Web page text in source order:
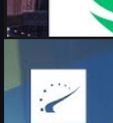
Johnson
カウンターストライク 26 17,
Boombl4が語るCS2人生
BetBoomのIGL・Boombl4が
た、NAVI退団からの再起、